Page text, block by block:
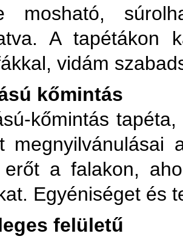
mosható,
A tapétákon
vidám
kőmintás
kőmintás
megnyilvánulásai
a falakon,
Egyéniséget és
felületű